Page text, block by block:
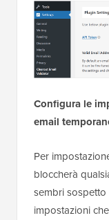
Configura le
email
Per
bloccherà
sembri
impostazioni